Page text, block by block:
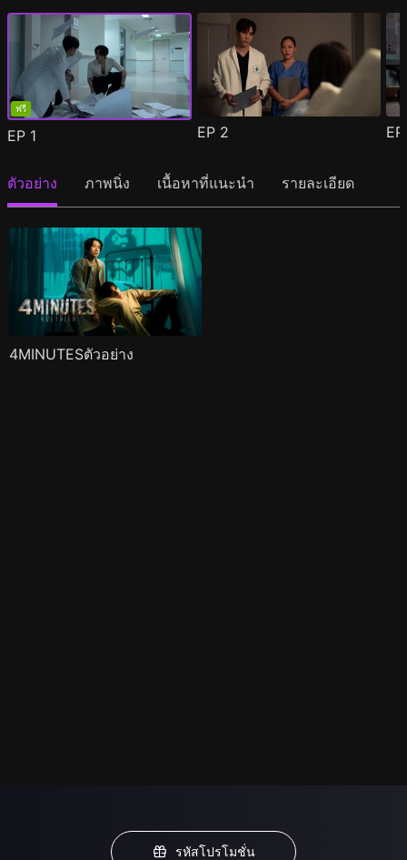
ฟรี
EP 1 EP 2
ตัวอย่าง ภาพนิ่ง เนื้อหาที่แนะนำ รายละเอียด
4MINUTESตัวอย่าง
รหัสโปรโมชั่น